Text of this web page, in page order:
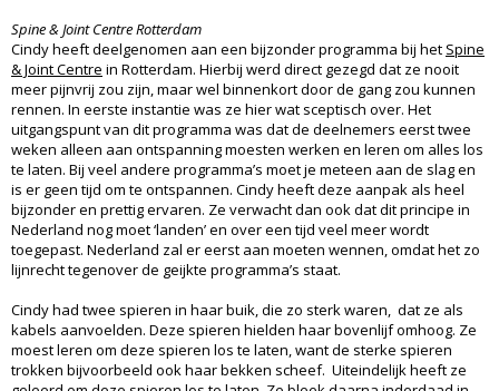
Spine & Joint Centre Rotterdam
Cindy heeft deelgenomen aan een bijzonder programma bij het Spine
& Joint Centre in Rotterdam. Hierbij werd direct gezegd dat ze nooit
meer pijnvrij zou zijn, maar wel binnenkort door de gang zou kunnen
rennen. In eerste instantie was ze hier wat sceptisch over. Het
uitgangspunt van dit programma was dat de deelnemers eerst twee
weken alleen aan ontspanning moesten werken en leren om alles los
te laten. Bij veel andere programma’s moet je meteen aan de slag en
is er geen tijd om te ontspannen. Cindy heeft deze aanpak als heel
bijzonder en prettig ervaren. Ze verwacht dan ook dat dit principe in
Nederland nog moet ‘landen’ en over een tijd veel meer wordt
toegepast. Nederland zal er eerst aan moeten wennen, omdat het zo
lijnrecht tegenover de geijkte programma’s staat.
Cindy had twee spieren in haar buik, die zo sterk waren, dat ze als
kabels aanvoelden. Deze spieren hielden haar bovenlijf omhoog. Ze
moest leren om deze spieren los te laten, want de sterke spieren
trokken bijvoorbeeld ook haar bekken scheef. Uiteindelijk heeft ze